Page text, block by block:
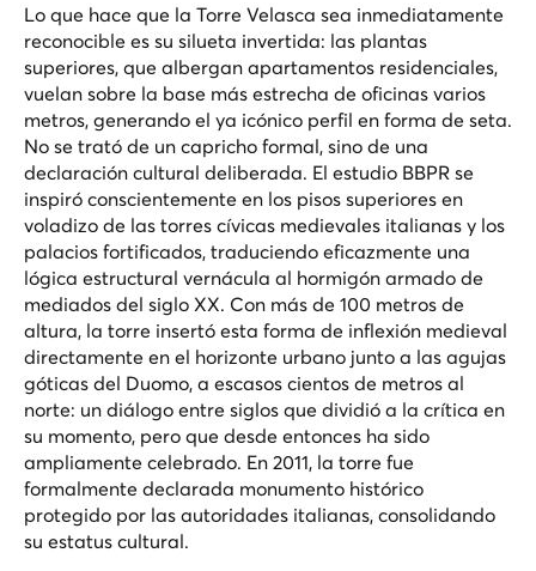
Lo que hace que la Torre Velasca sea inmediatamente
reconocible es su silueta invertida: las plantas
superiores, que albergan apartamentos residenciales,
vuelan sobre la base más estrecha de oficinas varios
metros, generando el ya icónico perfil en forma de seta.
No se trató de un capricho formal, sino de una
declaración cultural deliberada. El estudio BBPR se
inspiró conscientemente en los pisos superiores en
voladizo de las torres cívicas medievales italianas y los
palacios fortificados, traduciendo eficazmente una
lógica estructural vernácula al hormigón armado de
mediados del siglo XX. Con más de 100 metros de
altura, la torre insertó esta forma de inflexión medieval
directamente en el horizonte urbano junto a las agujas
góticas del Duomo, a escasos cientos de metros al
norte: un diálogo entre siglos que dividió a la crítica en
su momento, pero que desde entonces ha sido
ampliamente celebrado. En 2011, la torre fue
formalmente declarada monumento histórico
protegido por las autoridades italianas, consolidando
su estatus cultural.